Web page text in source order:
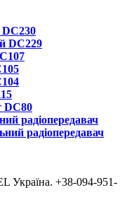
DC230
DC229
DC80
радіопередавач
радіопередавач
Україна. +38-094-951-